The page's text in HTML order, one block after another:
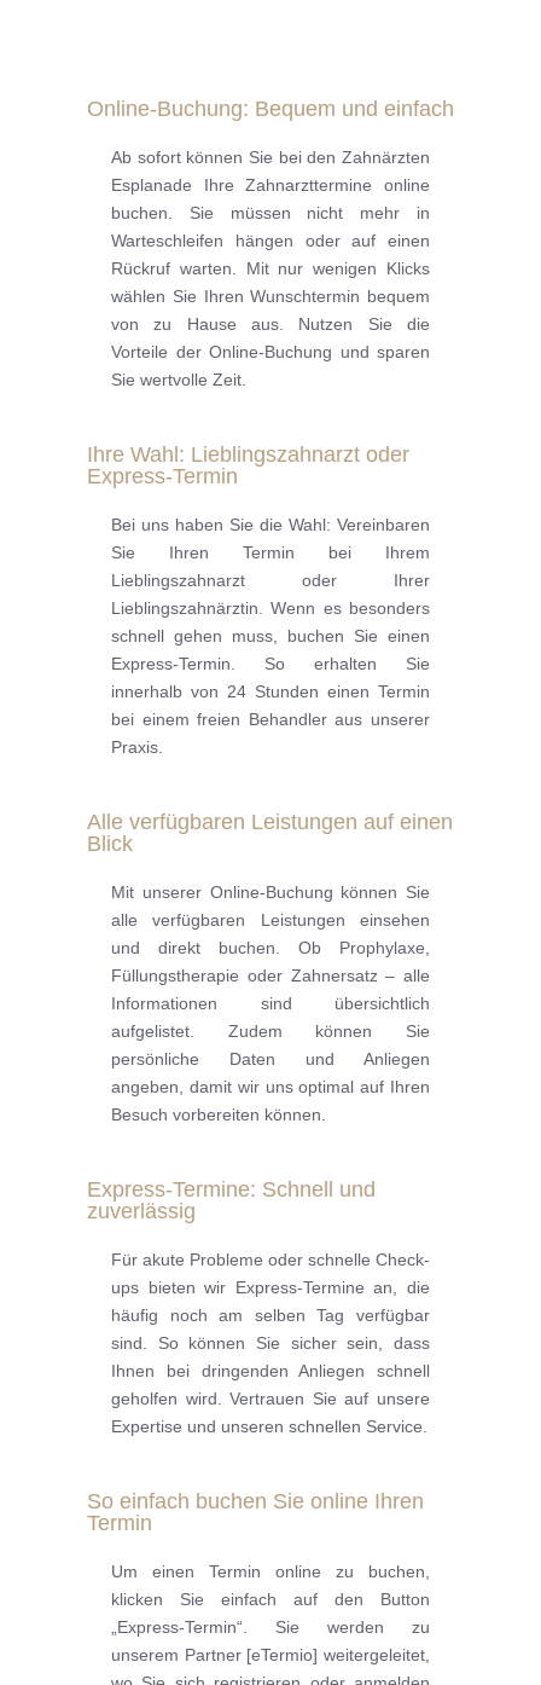
Online-Buchung: Bequem und einfach
Ab sofort können Sie bei den Zahnärzten
Esplanade Ihre Zahnarzttermine online
buchen. Sie müssen nicht mehr in
Warteschleifen hängen oder auf einen
Rückruf warten. Mit nur wenigen Klicks
wählen Sie Ihren Wunschtermin bequem
von zu Hause aus. Nutzen Sie die
Vorteile der Online-Buchung und sparen
Sie wertvolle Zeit.
Ihre Wahl: Lieblingszahnarzt oder
Express-Termin
Bei uns haben Sie die Wahl: Vereinbaren
Sie Ihren Termin bei Ihrem
Lieblingszahnarzt oder Ihrer
Lieblingszahnärztin. Wenn es besonders
schnell gehen muss, buchen Sie einen
Express-Termin. So erhalten Sie
innerhalb von 24 Stunden einen Termin
bei einem freien Behandler aus unserer
Praxis.
Alle verfügbaren Leistungen auf einen
Blick
Mit unserer Online-Buchung können Sie
alle verfügbaren Leistungen einsehen
und direkt buchen. Ob Prophylaxe,
Füllungstherapie oder Zahnersatz – alle
Informationen sind übersichtlich
aufgelistet. Zudem können Sie
persönliche Daten und Anliegen
angeben, damit wir uns optimal auf Ihren
Besuch vorbereiten können.
Express-Termine: Schnell und
zuverlässig
Für akute Probleme oder schnelle Check-
ups bieten wir Express-Termine an, die
häufig noch am selben Tag verfügbar
sind. So können Sie sicher sein, dass
Ihnen bei dringenden Anliegen schnell
geholfen wird. Vertrauen Sie auf unsere
Expertise und unseren schnellen Service.
So einfach buchen Sie online Ihren
Termin
Um einen Termin online zu buchen,
klicken Sie einfach auf den Button
„Express-Termin“. Sie werden zu
unserem Partner [eTermio] weitergeleitet,